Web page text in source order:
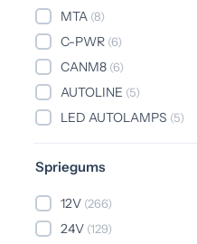
MTA (8)
C-PWR (6)
CANM8 (6)
AUTOLINE (5)
LED AUTOLAMPS (5)
BL(3)
Spriegums
12V (266)
24V (129)